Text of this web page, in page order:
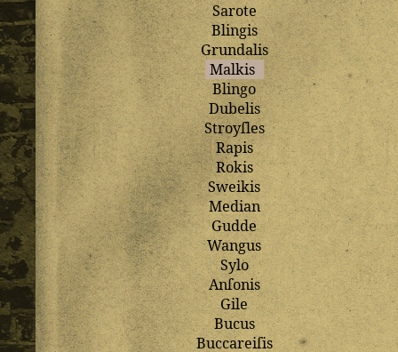
Sarote
Blingis
Grundalis
Malkis
Blingo
Dubelis
Stroyſles
Rapis
Rokis
Sweikis
Median
Gudde
Wangus
Sylo
Anſonis
Gile
Bucus
Buccareiſis